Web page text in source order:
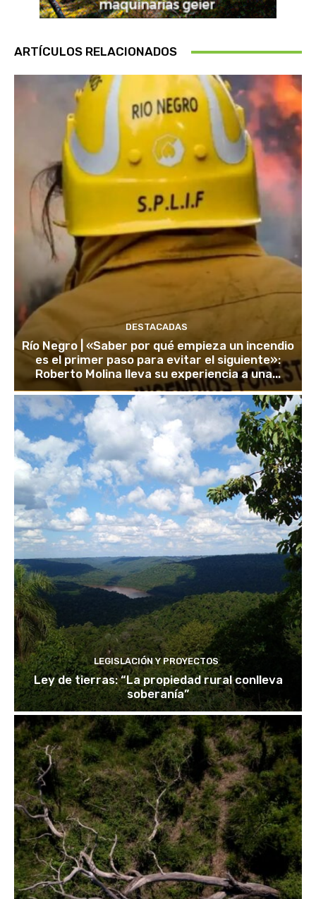
ARTÍCULOS RELACIONADOS
DESTACADAS
Río Negro | «Saber por qué empieza un incendio
es el primer paso para evitar el siguiente»:
Roberto Molina lleva su experiencia a una...
LEGISLACIÓN Y PROYECTOS
Ley de tierras: “La propiedad rural conlleva
soberanía”